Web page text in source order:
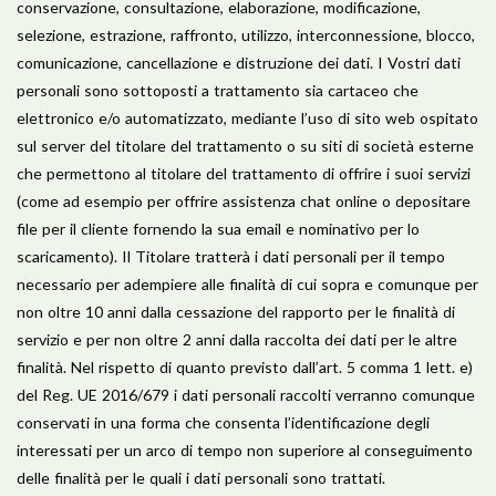
conservazione, consultazione, elaborazione, modificazione,
selezione, estrazione, raffronto, utilizzo, interconnessione, blocco,
comunicazione, cancellazione e distruzione dei dati. I Vostri dati
personali sono sottoposti a trattamento sia cartaceo che
elettronico e/o automatizzato, mediante l’uso di sito web ospitato
sul server del titolare del trattamento o su siti di società esterne
che permettono al titolare del trattamento di offrire i suoi servizi
(come ad esempio per offrire assistenza chat online o depositare
file per il cliente fornendo la sua email e nominativo per lo
scaricamento). Il Titolare tratterà i dati personali per il tempo
necessario per adempiere alle finalità di cui sopra e comunque per
non oltre 10 anni dalla cessazione del rapporto per le finalità di
servizio e per non oltre 2 anni dalla raccolta dei dati per le altre
finalità. Nel rispetto di quanto previsto dall’art. 5 comma 1 lett. e)
del Reg. UE 2016/679 i dati personali raccolti verranno comunque
conservati in una forma che consenta l’identificazione degli
interessati per un arco di tempo non superiore al conseguimento
delle finalità per le quali i dati personali sono trattati.